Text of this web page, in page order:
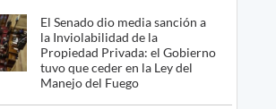
El Senado dio media sanción a
la Inviolabilidad de la
Propiedad Privada: el Gobierno
tuvo que ceder en la Ley del
Manejo del Fuego